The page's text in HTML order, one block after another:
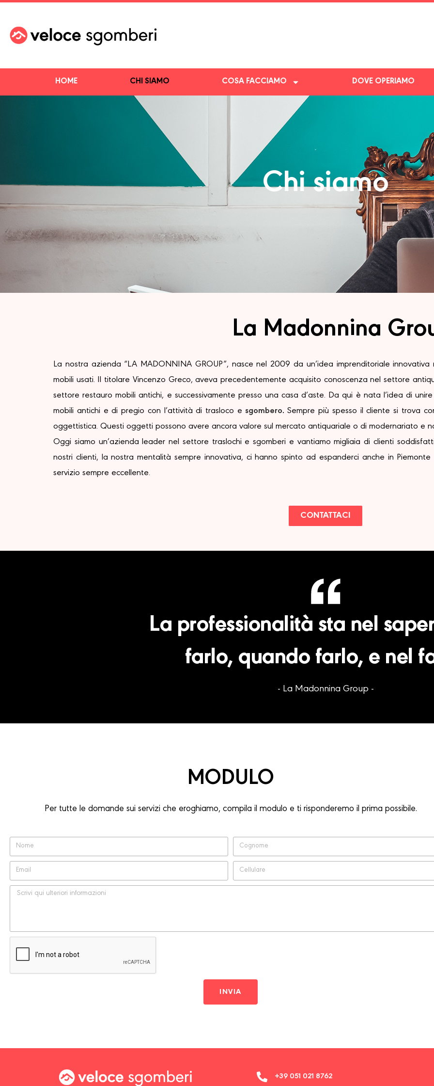
HOME CHI SIAMO COSA FACCIAMO DOVE OPERIAMO
Chi siamo
La Madonnina
La nostra azienda “LA MADONNINA GROUP”, nasce nel 2009 da un’idea imprenditoriale
mobili usati. Il titolare Vincenzo Greco, aveva precedentemente acquisito conoscenza nel settore
settore restauro mobili antichi, e successivamente presso una casa d’aste. Da qui è nata l’idea di
mobili antichi e di pregio con l’attività di trasloco e sgombero. Sempre più spesso il cliente si trova
oggettistica. Questi oggetti possono avere ancora valore sul mercato antiquariale o di modernariato e
Oggi siamo un’azienda leader nel settore traslochi e sgomberi e vantiamo migliaia di clienti
nostri clienti, la nostra mentalità sempre innovativa, ci hanno spinto ad espanderci anche in
servizio sempre eccellente.
CONTATTACI
La professionalità sta nel
farlo, quando farlo, e nel
- La Madonnina Group -
MODULO
Per tutte le domande sui servizi che eroghiamo, compila il modulo e ti risponderemo il prima possibile.
INVIA
+39 051 021 8762